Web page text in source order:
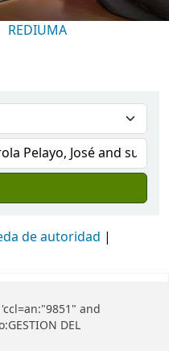
REDIUMA
de autoridad
and
DEL